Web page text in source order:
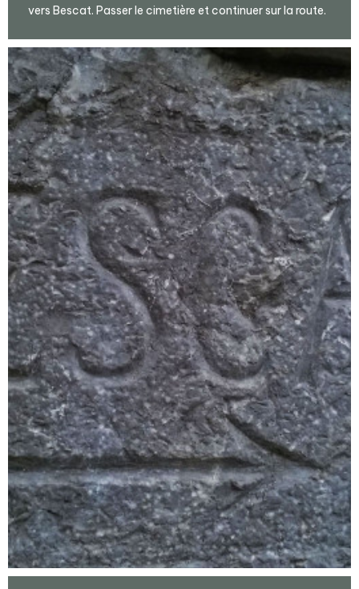
vers Bescat. Passer le cimetière et continuer sur la route.
Agrandir - Photo(s) (1)